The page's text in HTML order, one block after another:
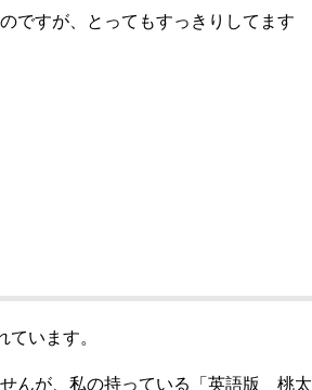
ですが、とってもすっきりしてます
ています。
んが、私の持っている「英語版 桃太